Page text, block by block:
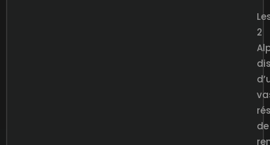
2
de